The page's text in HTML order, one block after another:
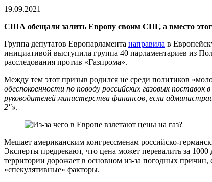
19.09.2021
США обещали залить Европу своим СПГ, а вместо
Группа депутатов Европарламента направила в
инициативой выступила группа 40 парламентариев из
расследования против «Газпрома».
Между тем этот призыв родился не среди политиков
обеспокоенности по поводу российских газовых
руководителей министерства финансов, если
2″».
Мешает американским конгрессменам российско-
Эксперты предрекают, что цена может перевалить за
территории дорожает в основном из-за погодных причин,
«спекулятивные» факторы.